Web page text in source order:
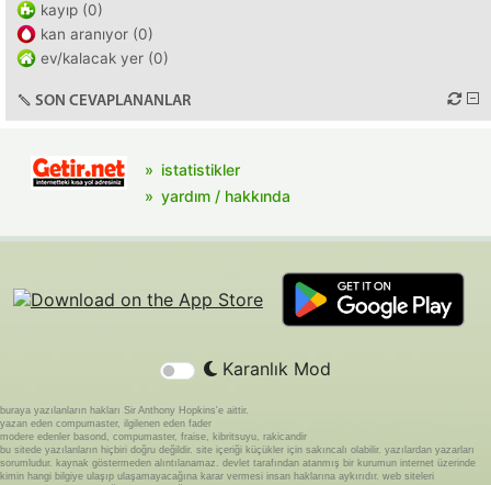
kayıp (0)
kan aranıyor (0)
ev/kalacak yer (0)
SON CEVAPLANANLAR
istatistikler
yardım / hakkında
Karanlık Mod
buraya yazılanların hakları Sir Anthony Hopkins'e aittir.
yazan eden compumaster, ilgilenen eden fader
modere edenler basond, compumaster, fraise, kibritsuyu, rakicandir
bu sitede yazılanların hiçbiri doğru değildir. site içeriği küçükler için sakıncalı olabilir. yazılardan yazarları
sorumludur. kaynak göstermeden alıntılanamaz. devlet tarafından atanmış bir kurumun internet üzerinde
kimin hangi bilgiye ulaşıp ulaşamayacağına karar vermesi insan haklarına aykırıdır. web siteleri